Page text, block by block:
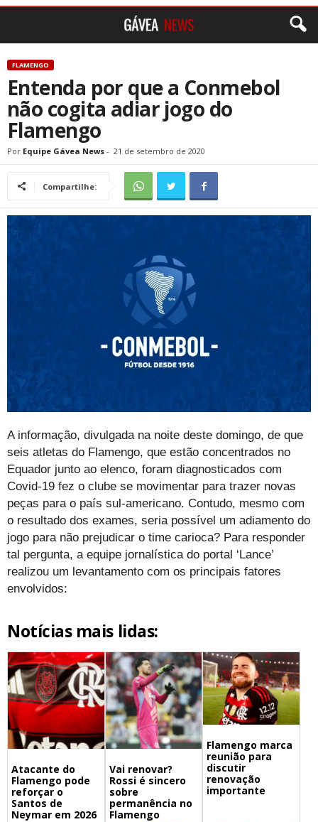
FLAMENGO
Entenda por que a Conmebol
não cogita adiar jogo do
Flamengo
Por Equipe Gávea News - 21 de setembro de 2020
Compartilhe:
A informação, divulgada na noite deste domingo, de que
seis atletas do Flamengo, que estão concentrados no
Equador junto ao elenco, foram diagnosticados com
Covid-19 fez o clube se movimentar para trazer novas
peças para o país sul-americano. Contudo, mesmo com
o resultado dos exames, seria possível um adiamento do
jogo para não prejudicar o time carioca? Para responder
tal pergunta, a equipe jornalística do portal ‘Lance’
realizou um levantamento com os principais fatores
envolvidos:
Notícias mais lidas:
Atacante do
Flamengo pode
reforçar o
Santos de
Neymar em 2026
Vai renovar?
Rossi é sincero
sobre
permanência no
Flamengo
Flamengo marca
reunião para
discutir
renovação
importante